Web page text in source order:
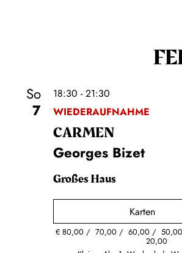
So
7
18:30 - 21:30
WIEDERAUFNAHME
CARMEN
Georges Bizet
Großes Haus
Karten
€80,00 70,00 60,00 50,00
20,00